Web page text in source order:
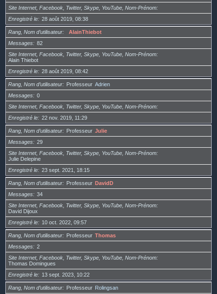
Site Internet, Facebook, Twitter, Skype, YouTube, Nom-Prénom
Enregistré le
28 août 2019, 08:38
Rang, Nom d’utilisateur
AlainThiebot
Messages
82
Site Internet, Facebook, Twitter, Skype, YouTube, Nom-Prénom
Alain Thiebot
Enregistré le
28 août 2019, 08:42
Rang, Nom d’utilisateur Professeur Adrien
Messages
0
Site Internet, Facebook, Twitter, Skype, YouTube, Nom-Prénom
Enregistré le
22 nov. 2019, 11:29
Rang, Nom d’utilisateur Professeur Julie
Messages
29
Site Internet, Facebook, Twitter, Skype, YouTube, Nom-Prénom
Julie Delepine
Enregistré le
23 sept. 2021, 18:15
Rang, Nom d’utilisateur Professeur DavidD
Messages
34
Site Internet, Facebook, Twitter, Skype, YouTube, Nom-Prénom
David Dijoux
Enregistré le
10 oct. 2022, 09:57
Rang, Nom d’utilisateur Professeur Thomas
Messages
2
Site Internet, Facebook, Twitter, Skype, YouTube, Nom-Prénom
Thomas Domingues
Enregistré le
13 sept. 2023, 10:22
Rang, Nom d’utilisateur Professeur Rolingsan